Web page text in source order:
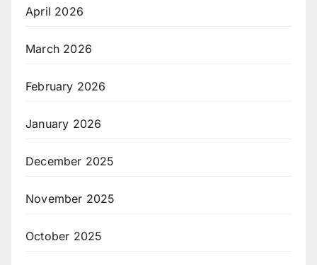
April 2026
March 2026
February 2026
January 2026
December 2025
November 2025
October 2025